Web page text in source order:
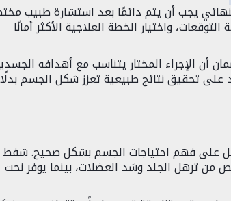
يجب أن يتم دائمًا بعد استشارة طبيب
واختيار الخطة العلاجية الأكثر أمانًا
الإجراء المختار يتناسب مع أهدافه
على تحقيق نتائج طبيعية تعزز شكل الجسم
بل على فهم احتياجات الجسم بشكل صحيح. شفط
من ترهل الجلد وشد العضلات، بينما يوفر نحت